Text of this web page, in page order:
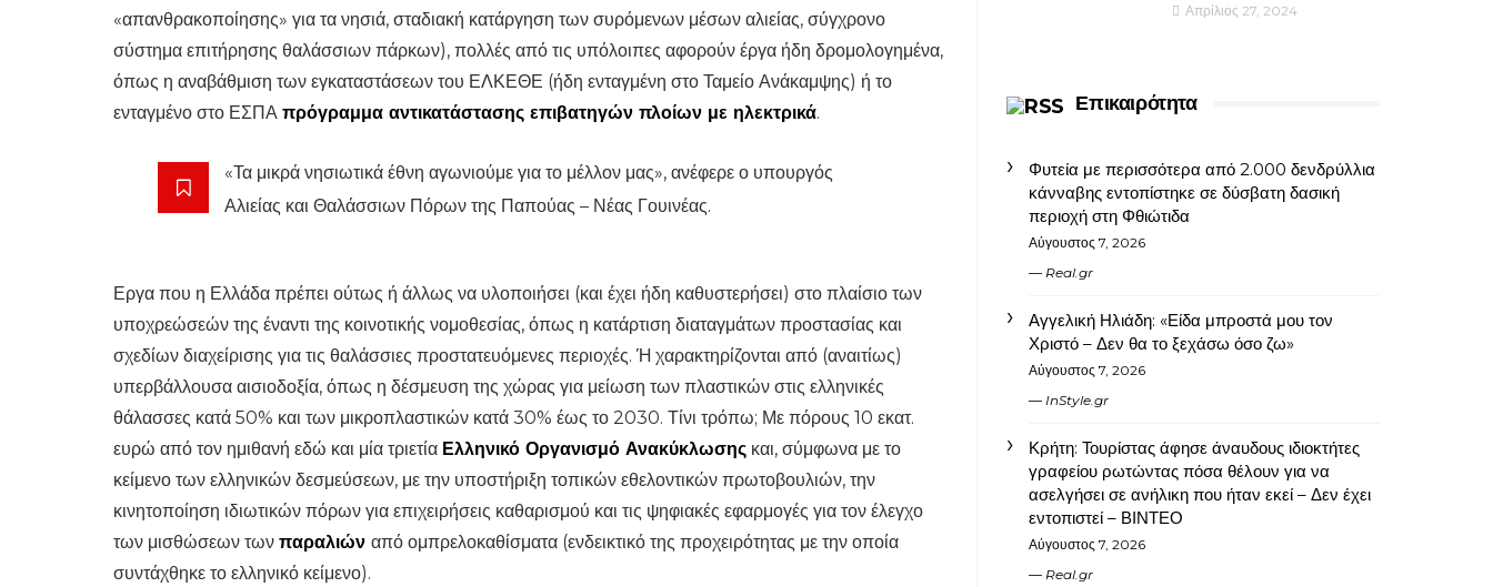
«απανθρακοποίησης» για τα νησιά, σταδιακή κατάργηση των συρόμενων μέσων αλιείας, σύγχρονο
σύστημα επιτήρησης θαλάσσιων πάρκων), πολλές από τις υπόλοιπες αφορούν έργα ήδη δρομολογημένα,
όπως η αναβάθμιση των εγκαταστάσεων του ΕΛΚΕΘΕ (ήδη ενταγμένη στο Ταμείο Ανάκαμψης) ή το
ενταγμένο στο ΕΣΠΑ πρόγραμμα αντικατάστασης επιβατηγών πλοίων με ηλεκτρικά.
«Τα μικρά νησιωτικά έθνη αγωνιούμε για το μέλλον μας», ανέφερε ο υπουργός
Αλιείας και Θαλάσσιων Πόρων της Παπούας – Νέας Γουινέας.
Εργα που η Ελλάδα πρέπει ούτως ή άλλως να υλοποιήσει (και έχει ήδη καθυστερήσει) στο πλαίσιο των
υποχρεώσεών της έναντι της κοινοτικής νομοθεσίας, όπως η κατάρτιση διαταγμάτων προστασίας και
σχεδίων διαχείρισης για τις θαλάσσιες προστατευόμενες περιοχές. Ή χαρακτηρίζονται από (αναιτίως)
υπερβάλλουσα αισιοδοξία, όπως η δέσμευση της χώρας για μείωση των πλαστικών στις ελληνικές
θάλασσες κατά 50% και των μικροπλαστικών κατά 30% έως το 2030. Τίνι τρόπω; Με πόρους 10 εκατ.
ευρώ από τον ημιθανή εδώ και μία τριετία Ελληνικό Οργανισμό Ανακύκλωσης και, σύμφωνα με το
κείμενο των ελληνικών δεσμεύσεων, με την υποστήριξη τοπικών εθελοντικών πρωτοβουλιών, την
κινητοποίηση ιδιωτικών πόρων για επιχειρήσεις καθαρισμού και τις ψηφιακές εφαρμογές για τον έλεγχο
των μισθώσεων των παραλιών από ομπρελοκαθίσματα (ενδεικτικό της προχειρότητας με την οποία
συντάχθηκε το ελληνικό κείμενο).
Απρίλιος 27, 2024
Επικαιρότητα
Φυτεία με περισσότερα από 2.000 δενδρύλλια
κάνναβης εντοπίστηκε σε δύσβατη δασική
περιοχή στη Φθιώτιδα
Αύγουστος 7, 2026
Real.gr
Αγγελική Ηλιάδη: «Είδα μπροστά μου τον
Χριστό – Δεν θα το ξεχάσω όσο ζω»
Αύγουστος 7, 2026
InStyle.gr
Κρήτη: Τουρίστας άφησε άναυδους ιδιοκτήτες
γραφείου ρωτώντας πόσα θέλουν για να
ασελγήσει σε ανήλικη που ήταν εκεί – Δεν έχει
εντοπιστεί – ΒΙΝΤΕΟ
Αύγουστος 7, 2026
Real.gr